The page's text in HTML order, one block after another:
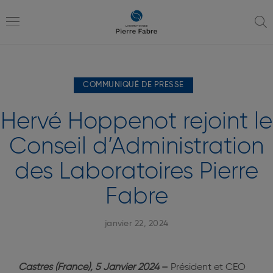
à
au
COMMUNIQUÉ DE PRESSE
Hervé Hoppenot rejoint le
Conseil d’Administration
des Laboratoires Pierre
Fabre
janvier 22, 2024
Castres (France), 5 Janvier 2024– Président et CEO